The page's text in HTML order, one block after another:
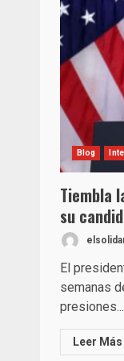
Blog
Tiembla
su
El
semanas
presiones...
Leer Más